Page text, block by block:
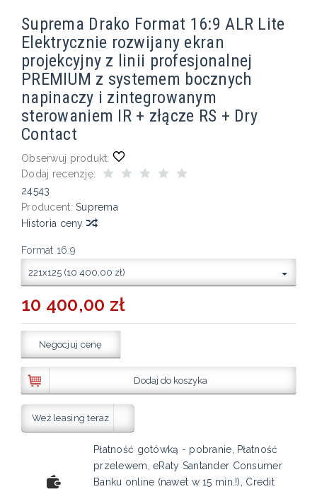
Suprema Drako Format 16:9 ALR Lite
Elektrycznie rozwijany ekran
projekcyjny z linii profesjonalnej
PREMIUM z systemem bocznych
napinaczy i zintegrowanym
sterowaniem IR + złącze RS + Dry
Contact
Obserwuj produkt:
Dodaj recenzję:
24543
Producent: Suprema
Historia ceny
Format 16:9
221x125 (10 400,00 zł)
10 400,00 zł
Negocjuj cenę
Dodaj do koszyka
Weź leasing teraz
Płatność gotówką - pobranie, Płatność
przelewem, eRaty Santander Consumer
Banku online (nawet w 15 min.!), Credit